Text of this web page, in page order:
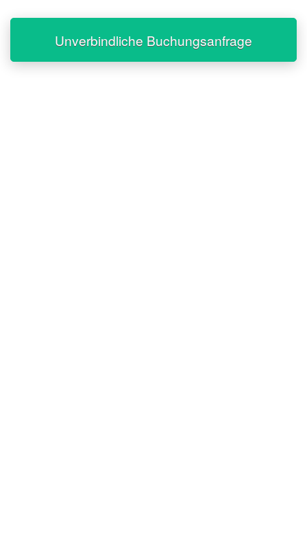
Unverbindliche Buchungsanfrage